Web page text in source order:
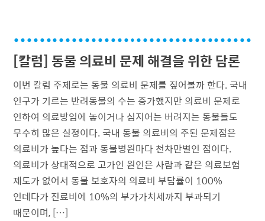
[칼럼] 동물 의료비 문제 해결을 위한 담론
이번 칼럼 주제로는 동물 의료비 문제를 짚어볼까 한다. 국내
인구가 기르는 반려동물의 수는 증가했지만 의료비 문제로
인하여 의료방임에 놓이거나 심지어는 버려지는 동물들도
무수히 많은 실정이다. 국내 동물 의료비의 주된 문제점은
의료비가 높다는 점과 동물병원마다 천차만별인 점이다.
의료비가 상대적으로 고가인 원인은 사람과 같은 의료보험
제도가 없어서 동물 보호자의 의료비 부담률이 100%
인데다가 진료비에 10%의 부가가치세까지 부과되기
때문이며, […]